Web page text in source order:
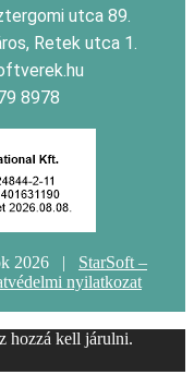
utca 89.
Retek utca 1.
8978
2026 | StarSoft –
nyilatkozat
hozzá kell járulni.